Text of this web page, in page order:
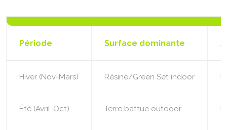
Période Surface dominante
Hiver (Nov-Mars) Résine/Green Set indoor
Été (Avril-Oct) Terre battue outdoor